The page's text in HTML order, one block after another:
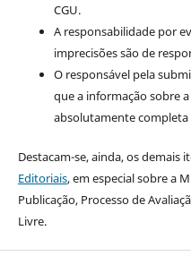
CGU.
A responsabilidade por
imprecisões são de
O responsável pela
que a informação sobre
absolutamente completa
Destacam-se, ainda, os demais
Editoriais, em especial sobre a
Publicação, Processo de
Livre.